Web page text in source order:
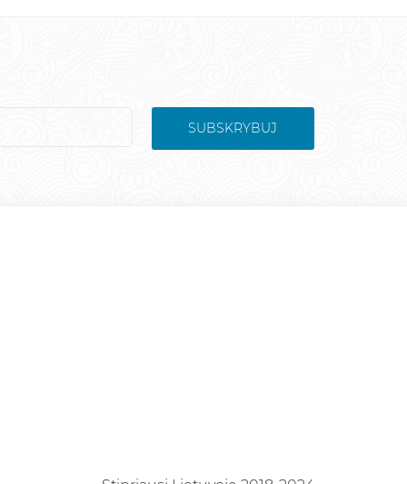
SUBSKRYBUJ